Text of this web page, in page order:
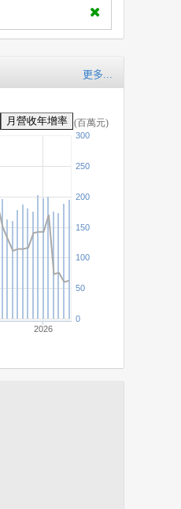
更多...